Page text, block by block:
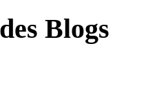
Blogs